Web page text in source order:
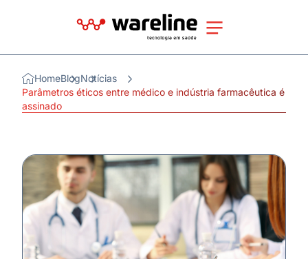
HomeBlogNotícias
Parâmetros éticos entre médico e indústria farmacêutica é
assinado